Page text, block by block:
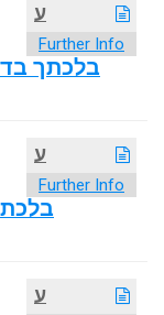
ע
Further Info
בלכתך
ע
Further Info
ע